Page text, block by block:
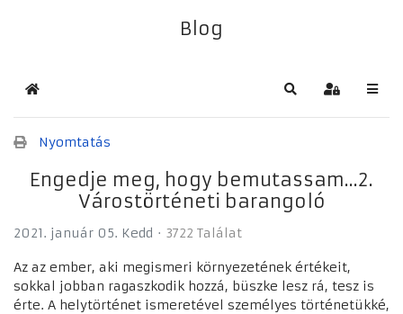
Blog
Kezdőlap Keresés
Nyomtatás
Engedje meg, hogy bemutassam...2.
Várostörténeti barangoló
2021. január 05. Kedd 3722 Találat
Az az ember, aki megismeri környezetének értékeit,
sokkal jobban ragaszkodik hozzá, büszke lesz rá, tesz is
érte. A helytörténet ismeretével személyes történetükké,